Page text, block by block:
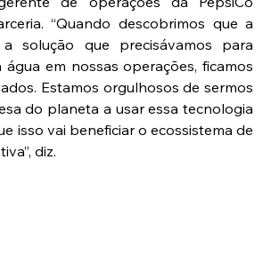
“Quando descobrimos que a
solução que precisávamos para
em nossas operações, ficamos
Estamos orgulhosos de sermos
do planeta a usar essa tecnologia
isso vai beneficiar o ecossistema de
diz.